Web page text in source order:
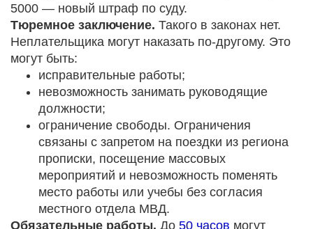
5000 — новый штраф по суду.
Тюремное заключение. Такого в законах нет.
Неплательщика могут наказать по-другому. Это
могут быть:
исправительные работы;
невозможность занимать руководящие
должности;
ограничение свободы. Ограничения
связаны с запретом на поездки из региона
прописки, посещение массовых
мероприятий и невозможность поменять
место работы или учебы без согласия
местного отдела МВД.
Обязательные работы. До 50 часов могут